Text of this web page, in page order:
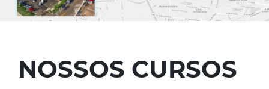
NOSSOS CURSOS